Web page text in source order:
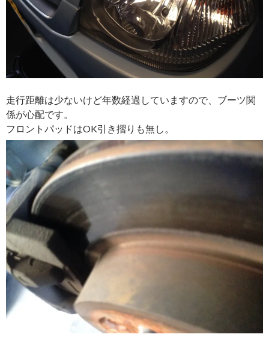
走行距離は少ないけど年数経過していますので、ブーツ関
係が心配です。
フロントパッドはOK引き摺りも無し。